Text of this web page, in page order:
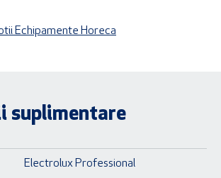
Echipamente Horeca
suplimentare
Electrolux Professional